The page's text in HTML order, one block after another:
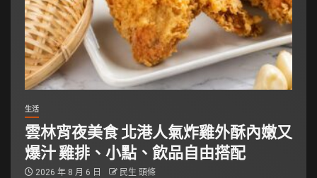
生活
雲林宵夜美食 北港人氣炸雞外酥內嫩又
爆汁 雞排、小點、飲品自由搭配
2026 年 8 月 6 日 民生 頭條